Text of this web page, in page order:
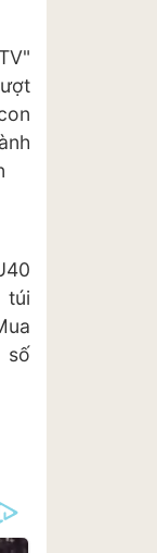
túi
số